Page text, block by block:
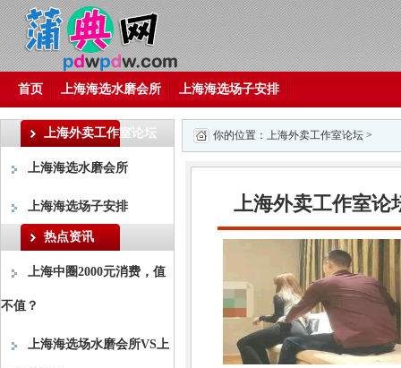
首页 上海海选水磨会所 上海海选场子安排
上海外卖工作室论坛
上海海选水磨会所
上海海选场子安排
热点资讯
上海中圈2000元消费，值
不值？
上海海选场水磨会所VS上
你的位置： 上海外卖工作室论坛 >
上海外卖工作室论